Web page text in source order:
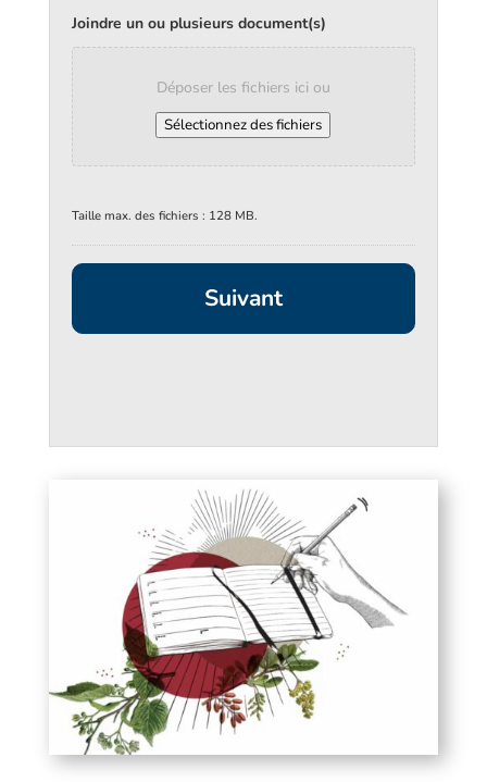
Joindre un ou plusieurs document(s)
Déposer les fichiers ici ou
Sélectionnez des fichiers
Taille max. des fichiers : 128 MB.